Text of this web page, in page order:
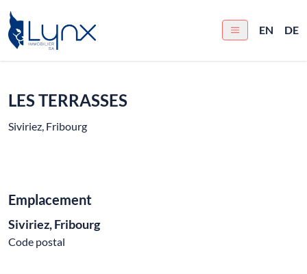
EN DE
LES TERRASSES
Siviriez, Fribourg
Emplacement
Siviriez, Fribourg
Code postal